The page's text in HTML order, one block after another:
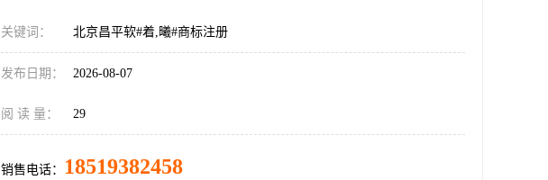
关键词： 北京昌平软#着,曦#商标注册
发布日期： 2026-08-07
阅 读 量： 29
销售电话： 18519382458